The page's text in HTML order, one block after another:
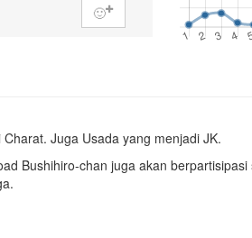
🙂
Charat. Juga Usada yang menjadi JK.
Bushihiro-chan juga akan